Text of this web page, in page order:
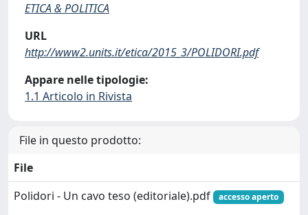
ETICA & POLITICA
URL
http://www2.units.it/etica/2015_3/POLIDORI.pdf
Appare nelle tipologie:
1.1 Articolo in Rivista
File in questo prodotto:
File
Polidori - Un cavo teso (editoriale).pdf
accesso aperto